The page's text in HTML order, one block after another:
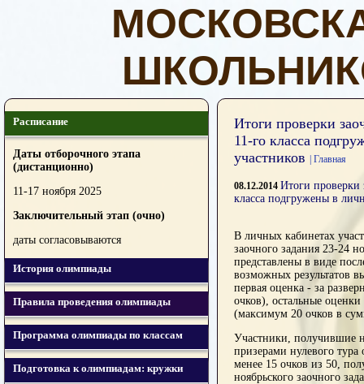
Расписание
Даты отборочного этапа
(дистанционно)
11-17 ноября 2025
Заключительный этап (очно)
даты согласовываются
История олимпиады
Правила проведения олимпиады
Программа олимпиады по классам
Подготовка к олимпиадам: кружки
Итоги проверки
11-го класса
участников
| Главная
08.12.2014 Итоги проверки
класса подгружены в
В личных кабинетах
заочного задания 23-24
представлены в виде
возможных результатов
первая оценка - за
очков), остальные
(максимум 20 очков в
Участники, получившие
призерами нулевого
менее 15 очков из 50,
ноябрьского заочного